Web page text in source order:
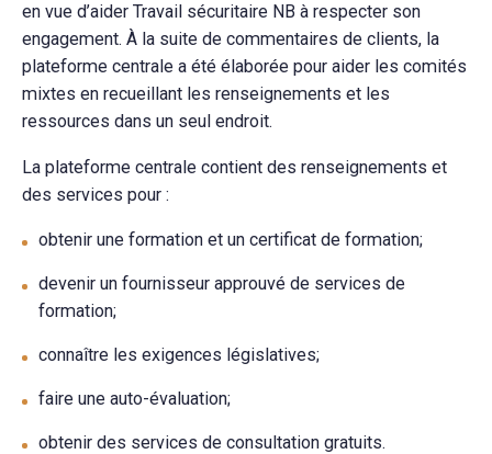
en vue d’aider Travail sécuritaire NB à respecter son
engagement. À la suite de commentaires de clients, la
plateforme centrale a été élaborée pour aider les comités
mixtes en recueillant les renseignements et les
ressources dans un seul endroit.
La plateforme centrale contient des renseignements et
des services pour :
obtenir une formation et un certificat de formation;
devenir un fournisseur approuvé de services de
formation;
connaître les exigences législatives;
faire une auto-évaluation;
obtenir des services de consultation gratuits.